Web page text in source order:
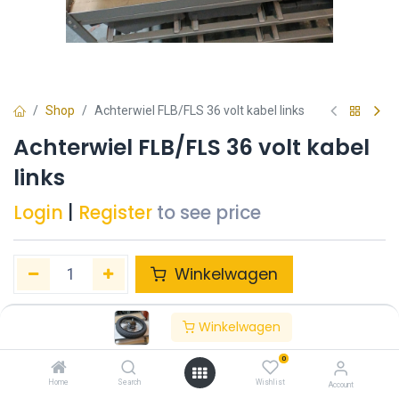
Winkelwagen
Home Search
0
Wishlist Account
Shop Achterwiel FLB/FLS 36 volt kabel links
Achterwiel FLB/FLS 36 volt kabel
links
Login Register to see price
Winkelwagen
Toevoegen aan verlanglijst
Tags : FLB/S